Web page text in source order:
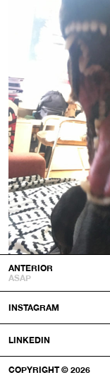
ANTERIOR
ASAP
INSTAGRAM
LINKEDIN
COPYRIGHT © 2026